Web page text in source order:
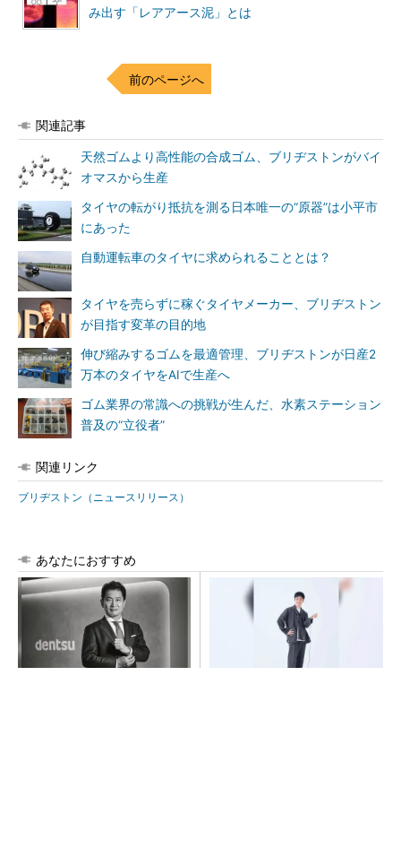
み出す「レアアース泥」とは
前のページへ
関連記事
天然ゴムより高性能の合成ゴム、ブリヂストンがバイ
オマスから生産
タイヤの転がり抵抗を測る日本唯一の“原器”は小平市
にあった
自動運転車のタイヤに求められることとは？
タイヤを売らずに稼ぐタイヤメーカー、ブリヂストン
が目指す変革の目的地
伸び縮みするゴムを最適管理、ブリヂストンが日産2
万本のタイヤをAIで生産へ
ゴム業界の常識への挑戦が生んだ、水素ステーション
普及の“立役者”
関連リンク
ブリヂストン（ニュースリリース）
あなたにおすすめ